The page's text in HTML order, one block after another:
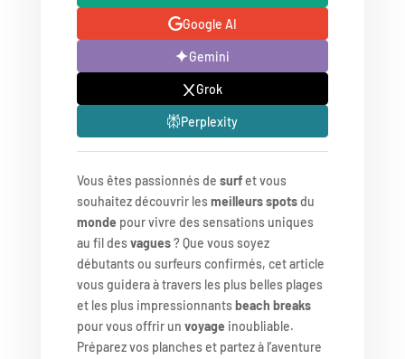
Google AI
Gemini
Grok
Perplexity
Vous êtes passionnés de surfet vous
souhaitez découvrir lesmeilleurs spotsdu
monde pour vivre des sensations uniques
au fil desvagues? Que vous soyez
débutants ou surfeurs confirmés, cet article
vous guidera à travers les plus belles plages
et les plus impressionnantsbeach breaks
pour vous offrir un voyage inoubliable.
Préparez vos planches et partez à l’aventure